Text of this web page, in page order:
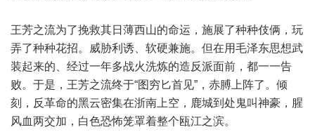
王芳之流为了挽救其日薄西山的命运，施展了种种伎俩，玩
弄了种种花招。威胁利诱、软硬兼施。但在用毛泽东思想武
装起来的、经过一年多战火洗炼的造反派面前，都一一告
败。于是，王芳之流终于“图穷匕首见”，赤膊上阵了。倾
刻，反革命的黑云密集在浙南上空，鹿城到处鬼叫神豪，腥
风血两交加，白色恐怖笼罩着整个瓯江之滨。